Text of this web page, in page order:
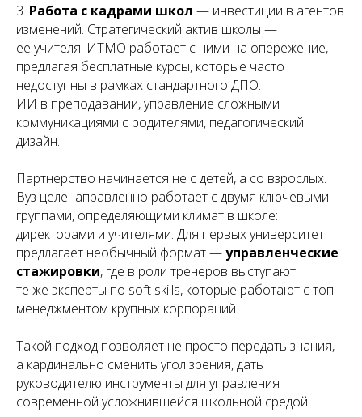
3. Работа с кадрами школ — инвестиции в агентов
изменений. Стратегический актив школы —
ее учителя. ИТМО работает с ними на опережение,
предлагая бесплатные курсы, которые часто
недоступны в рамках стандартного ДПО:
ИИ в преподавании, управление сложными
коммуникациями с родителями, педагогический
дизайн.
Партнерство начинается не с детей, а со взрослых.
Вуз целенаправленно работает с двумя ключевыми
группами, определяющими климат в школе:
директорами и учителями. Для первых университет
предлагает необычный формат —управленческие
стажировки, где в роли тренеров выступают
те же эксперты по soft skills, которые работают с топ-
менеджментом крупных корпораций.
Такой подход позволяет не просто передать знания,
а кардинально сменить угол зрения, дать
руководителю инструменты для управления
современной усложнившейся школьной средой.